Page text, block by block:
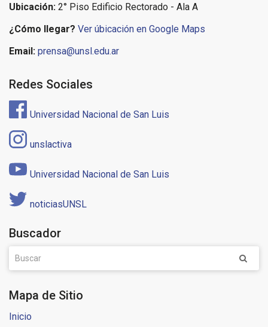
Ubicación: 2° Piso Edificio Rectorado - Ala A
¿Cómo llegar? Ver úbicación en Google Maps
Email: prensa@unsl.edu.ar
Redes Sociales
Universidad Nacional de San Luis
unslactiva
Universidad Nacional de San Luis
noticiasUNSL
Buscador
Mapa de Sitio
Inicio